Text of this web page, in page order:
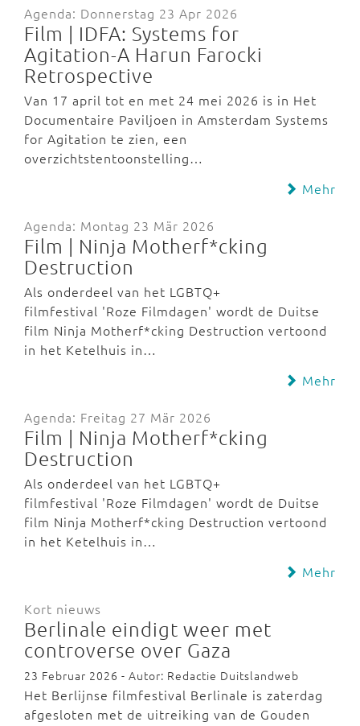
Agenda: Donnerstag 23 Apr 2026
Film | IDFA: Systems for
Agitation-A Harun Farocki
Retrospective
Van 17 april tot en met 24 mei 2026 is in Het
Documentaire Paviljoen in Amsterdam Systems
for Agitation te zien, een
overzichtstentoonstelling…
Mehr
Agenda: Montag 23 Mär 2026
Film | Ninja Motherf*cking
Destruction
Als onderdeel van het LGBTQ+
filmfestival 'Roze Filmdagen' wordt de Duitse
film Ninja Motherf*cking Destruction vertoond
in het Ketelhuis in…
Mehr
Agenda: Freitag 27 Mär 2026
Film | Ninja Motherf*cking
Destruction
Als onderdeel van het LGBTQ+
filmfestival 'Roze Filmdagen' wordt de Duitse
film Ninja Motherf*cking Destruction vertoond
in het Ketelhuis in…
Mehr
Kort nieuws
Berlinale eindigt weer met
controverse over Gaza
23 Februar 2026 - Autor: Redactie Duitslandweb
Het Berlijnse filmfestival Berlinale is zaterdag
afgesloten met de uitreiking van de Gouden